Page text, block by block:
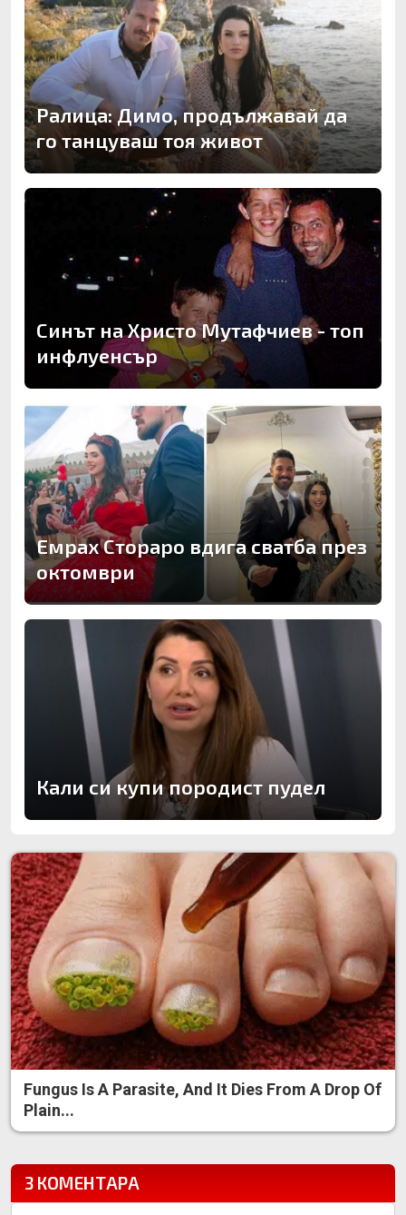
Ралица: Димо, продължавай да
го танцуваш тоя живот
Синът на Христо Мутафчиев - топ
инфлуенсър
Емрах Стораро вдига сватба през
октомври
Кали си купи породист пудел
Fungus Is A Parasite, And It Dies From A Drop Of
Plain...
3 КОМЕНТАРА